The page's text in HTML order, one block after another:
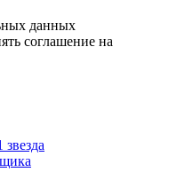
данных
соглашение на
звезда